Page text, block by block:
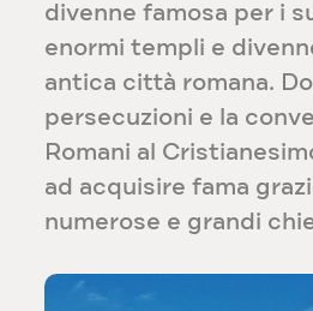
divenne famosa per i
enormi templi e
antica città romana.
persecuzioni e la
Romani al
ad acquisire fama
numerose e grandi